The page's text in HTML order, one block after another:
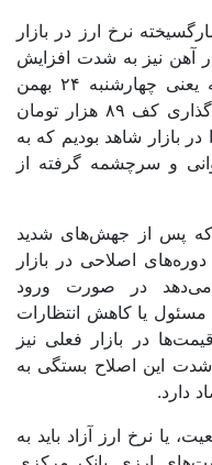
نرخ ارز در بازار
آهن نیز به شدت افزایش
یافته؛ اما در آخرین روز کاری هفته یعنی چهارشنبه ۲۴ بهمن
ماه، به موازات کاهش نرخ ارز و واگذاری کف ۸۹ هزار تومان
بازار شاهد بودیم که به
و سرچشمه‌ گرفته از
که پس از جهش‌های شدید
اصلاحی در بازار
در صورت ورود
یا کاهش انتظارات
در بازار فعلی نیز
این اصلاح بستگی به
دارد.
یا نرخ ارز آزاد باید به